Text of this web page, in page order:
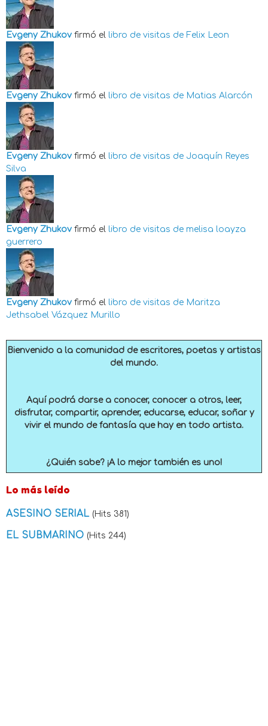
Evgeny Zhukov firmó el libro de visitas de Felix Leon
Evgeny Zhukov firmó el libro de visitas de Matias Alarcón
Evgeny Zhukov firmó el libro de visitas de Joaquín Reyes
Silva
Evgeny Zhukov firmó el libro de visitas de melisa loayza
guerrero
Evgeny Zhukov firmó el libro de visitas de Maritza
Jethsabel Vázquez Murillo
Bienvenido a la comunidad de escritores, poetas y artistas
del mundo.
Aquí podrá darse a conocer, conocer a otros, leer,
disfrutar, compartir, aprender, educarse, educar, soñar y
vivir el mundo de fantasía que hay en todo artista.
¿Quién sabe? ¡A lo mejor también es uno!
Lo más leído
ASESINO SERIAL (Hits 381)
EL SUBMARINO (Hits 244)